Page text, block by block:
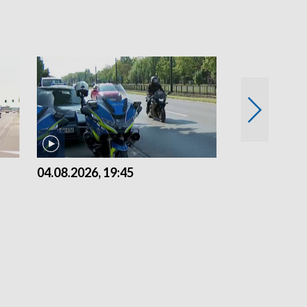
04.08.2026, 19:45